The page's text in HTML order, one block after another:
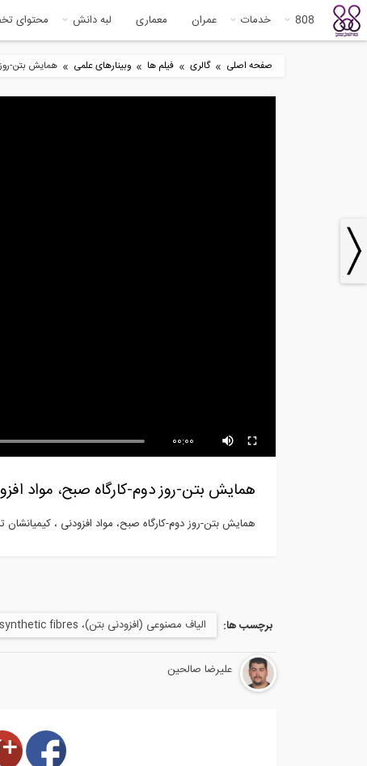
808 خدمات عمران معماری لبه دانش محتوای
صفحه اصلی » گالری » فیلم ها » وبینارهای علمی » همایش بتن-روز
00:00
همایش بتن-روز دوم-کارگاه صبح، مواد
همایش بتن-روز دوم-کارگاه صبح، مواد افزودنی ، کیمیانشان
برچسب ها: الیاف مصنوعی (افزودنی بتن)، synthetic fibres
علیرضا صالحین